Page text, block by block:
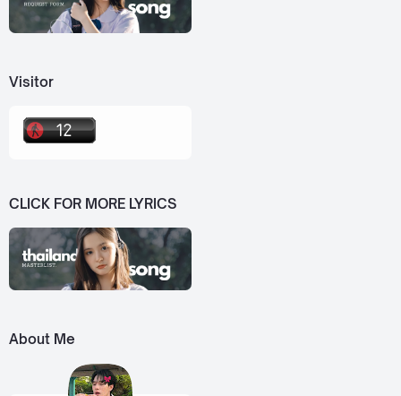
Visitor
CLICK FOR MORE LYRICS
About Me